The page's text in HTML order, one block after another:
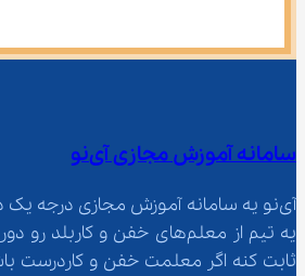
سامانه آموزش مجازی آی‌نو
آی‌نو یه سامانه آموزش مجازی درجه
یه تیم از معلم‌‌های خفن و
ثابت کنه اگر معلمت خفن و کاردرست